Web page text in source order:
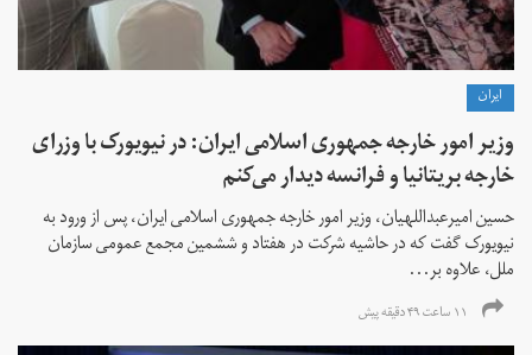
ايران
وزیر امور خارجه جمهوری اسلامی ایران: در نیویورک با وزرای
خارجه بریتانیا و فرانسه دیدار می‌کنم
حسین امیرعبداللهیان، وزیر امور خارجه جمهوری اسلامی ایران، پس از ورود به
نیویورک گفت که در حاشیه شرکت در هفتاد و ششمین مجمع عمومی سازمان
ملل، علاوه بر...
۱۱ ساعت ۴۹ دقیقه پیش